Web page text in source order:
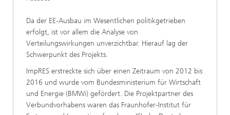
Da der EE-Ausbau im Wesentlichen politikgetrieben
erfolgt, ist vor allem die Analyse von
Verteilungswirkungen unverzichtbar. Hierauf lag der
Schwerpunkt des Projekts.
ImpRES erstreckte sich über einen Zeitraum von 2012 bis
2016 und wurde vom Bundesministerium für Wirtschaft
und Energie (BMWi) gefördert. Die Projektpartner des
Verbundvorhabens waren das Fraunhofer-Institut für